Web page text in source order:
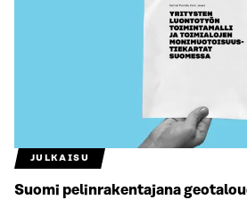
JULKAISU
Suomi pelinrakentajana